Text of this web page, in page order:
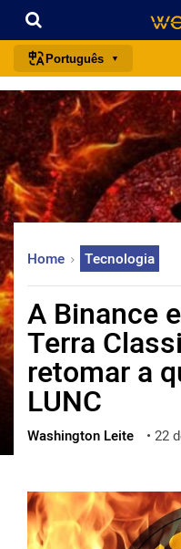
Português
português (BR)
english
español
français
italiano
日本語
русский
한국어
العربية
ไทย
ქართული
vietnamese
Home Tecnologia
A Binance
Terra
retomar a
LUNC
Washington Leite • 22